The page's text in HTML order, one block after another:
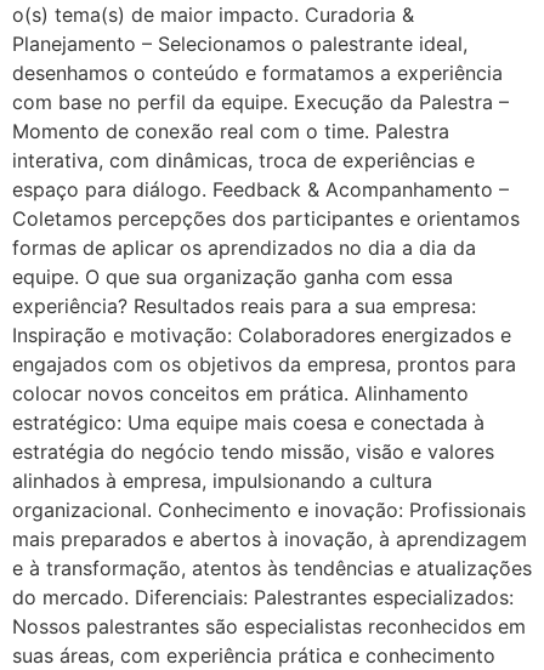
o(s) tema(s) de maior impacto. Curadoria &
Planejamento – Selecionamos o palestrante ideal,
desenhamos o conteúdo e formatamos a experiência
com base no perfil da equipe. Execução da Palestra –
Momento de conexão real com o time. Palestra
interativa, com dinâmicas, troca de experiências e
espaço para diálogo. Feedback & Acompanhamento –
Coletamos percepções dos participantes e orientamos
formas de aplicar os aprendizados no dia a dia da
equipe. O que sua organização ganha com essa
experiência? Resultados reais para a sua empresa:
Inspiração e motivação: Colaboradores energizados e
engajados com os objetivos da empresa, prontos para
colocar novos conceitos em prática. Alinhamento
estratégico: Uma equipe mais coesa e conectada à
estratégia do negócio tendo missão, visão e valores
alinhados à empresa, impulsionando a cultura
organizacional. Conhecimento e inovação: Profissionais
mais preparados e abertos à inovação, à aprendizagem
e à transformação, atentos às tendências e atualizações
do mercado. Diferenciais: Palestrantes especializados:
Nossos palestrantes são especialistas reconhecidos em
suas áreas, com experiência prática e conhecimento